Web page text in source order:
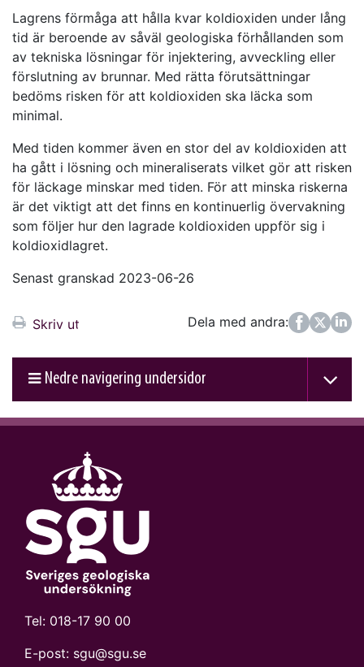
Lagrens förmåga att hålla kvar koldioxiden under lång
tid är beroende av såväl geologiska förhållanden som
av tekniska lösningar för injektering, avveckling eller
förslutning av brunnar. Med rätta förutsättningar
bedöms risken för att koldioxiden ska läcka som
minimal.
Med tiden kommer även en stor del av koldioxiden att
ha gått i lösning och mineraliserats vilket gör att risken
för läckage minskar med tiden. För att minska riskerna
är det viktigt att det finns en kontinuerlig övervakning
som följer hur den lagrade koldioxiden uppför sig i
koldioxidlagret.
Senast granskad 2023-06-26
Skriv ut Dela med andra:
FacebookTwitter
LinkedIn
Nedre navigering undersidor
Tel: 018-17 90 00
E-post: sgu@sgu.se